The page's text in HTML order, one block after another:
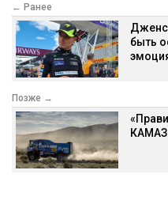
← Ранее
быть
Позже →